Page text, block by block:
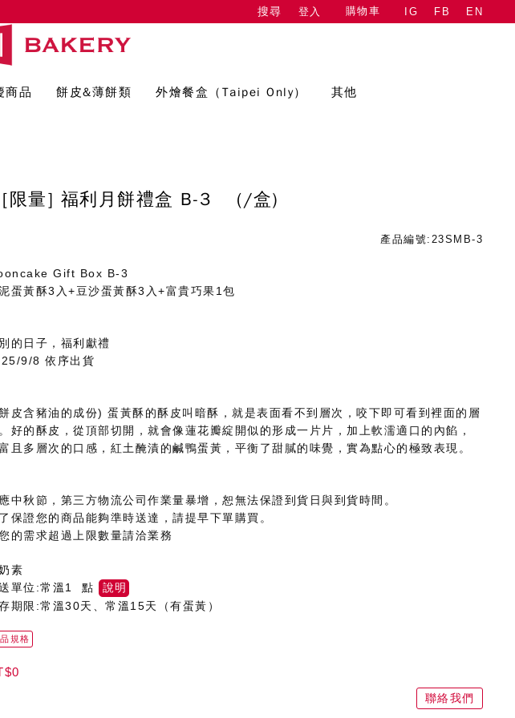
搜尋 登入 購物車 IG FB EN
商品 餅皮&薄餅類 外燴餐盒（Taipei Only） 其他
[限量] 福利月餅禮盒 B-3 (/盒)
產品編號:23SMB-3
Gift Box B-3
蛋黃酥3入+豆沙蛋黃酥3入+富貴巧果1包
的日子，福利獻禮
9/8 依序出貨
餅皮含豬油的成份) 蛋黃酥的酥皮叫暗酥，就是表面看不到層次，咬下即可看到裡面的層
好的酥皮，從頂部切開，就會像蓮花瓣綻開似的形成一片片，加上軟濡適口的內餡，
且多層次的口感，紅土醃漬的鹹鴨蛋黃，平衡了甜膩的味覺，實為點心的極致表現。
中秋節，第三方物流公司作業量暴增，恕無法保證到貨日與到貨時間。
保證您的商品能夠準時送達，請提早下單購買。
的需求超過上限數量請洽業務
素
單位:常溫1 點
說明
期限:常溫30天、常溫15天（有蛋黃）
規格
聯絡我們